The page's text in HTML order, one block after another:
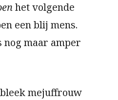
het volgende
een blij mens.
nog maar amper
mejuffrouw